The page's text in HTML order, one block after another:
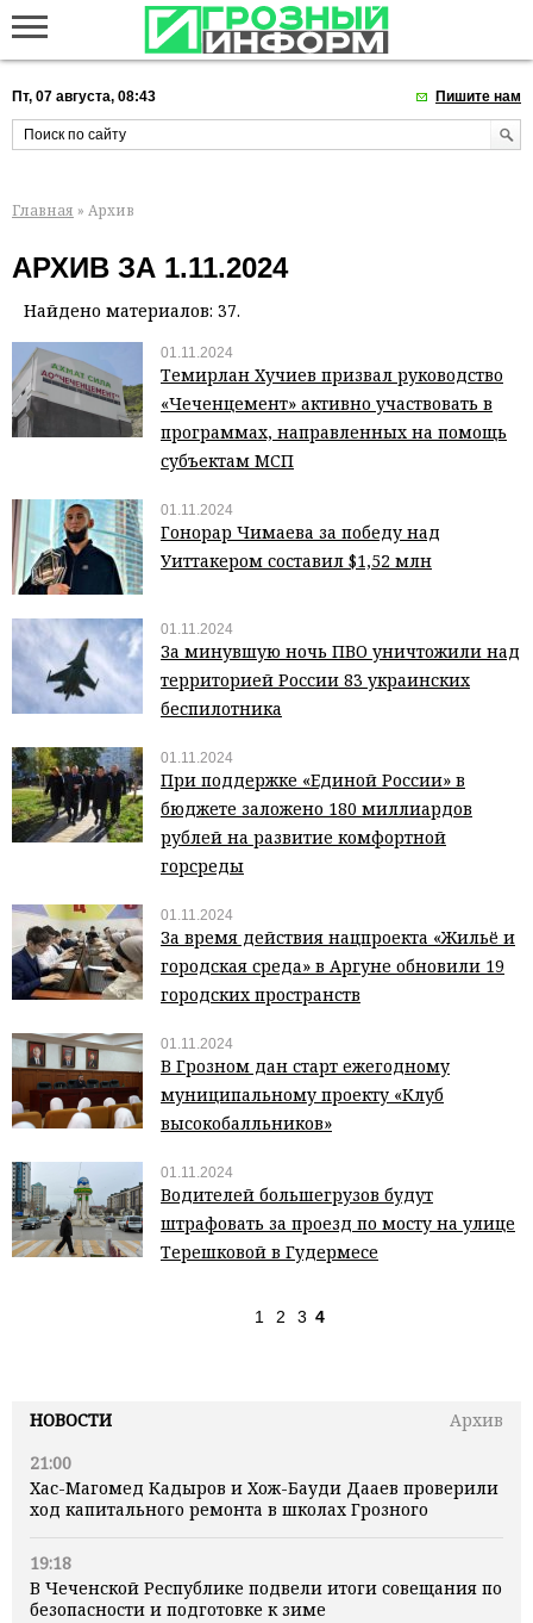
Пт, 07 августа, 08:43 Пишите нам
НОВОСТИ
Архив
21:00
Хас-Магомед Кадыров и Хож-Бауди Дааев проверили
ход капитального ремонта в школах Грозного
19:18
В Чеченской Республике подвели итоги совещания по
безопасности и подготовке к зиме
Главная » Архив
АРХИВ ЗА 1.11.2024
Найдено материалов: 37.
01.11.2024
Темирлан Хучиев призвал руководство
«Чеченцемент» активно участвовать в
программах, направленных на помощь
субъектам МСП
01.11.2024
Гонорар Чимаева за победу над
Уиттакером составил $1,52 млн
01.11.2024
За минувшую ночь ПВО уничтожили над
территорией России 83 украинских
беспилотника
01.11.2024
При поддержке «Единой России» в
бюджете заложено 180 миллиардов
рублей на развитие комфортной
горсреды
01.11.2024
За время действия нацпроекта «Жильё и
городская среда» в Аргуне обновили 19
городских пространств
01.11.2024
В Грозном дан старт ежегодному
муниципальному проекту «Клуб
высокобалльников»
01.11.2024
Водителей большегрузов будут
штрафовать за проезд по мосту на улице
Терешковой в Гудермесе
1 2 3 4